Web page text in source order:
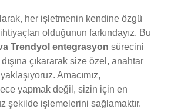
her işletmenin kendine özgü
ihtiyaçları olduğunun farkındayız. Bu
Trendyol entegrasyon sürecini
çıkararak size özel, anahtar
Amacımız,
yapmak değil, sizin için en
şekilde işlemelerini sağlamaktır.